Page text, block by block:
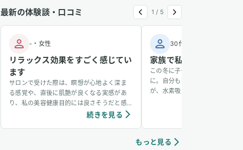
最新の体験談・口コミ 1 / 5
- ・ 女性
リラックス効果をすごく感じてい
ます
サロンで受けた際は、瞑想が心地よく深ま
る感覚や、直後に肌艶が良くなる実感があ
り、私の美容健康目的には良さそうだと感
じています。個人の感想ではありますが、吸
続きを見る
30代
家族で私だけ風邪をひか
この冬に子供が風邪をひき、そ
に。自分もかかるかなと思って
が、水素吸入をしているおかげ
もっと見る